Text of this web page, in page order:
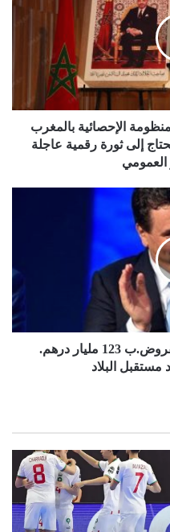
الإحصائية بالمغرب
إلى ثورة رقمية عاجلة
العمومي
حكومةأخنوش تغرق البلاد بالقروض.ب 123 مليار درهم.
مستقبل البلاد